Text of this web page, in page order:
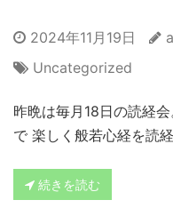
2024年11月19日
Uncategorized
昨晩は毎月18日の読経
で 楽しく般若心経を読経
続きを読む